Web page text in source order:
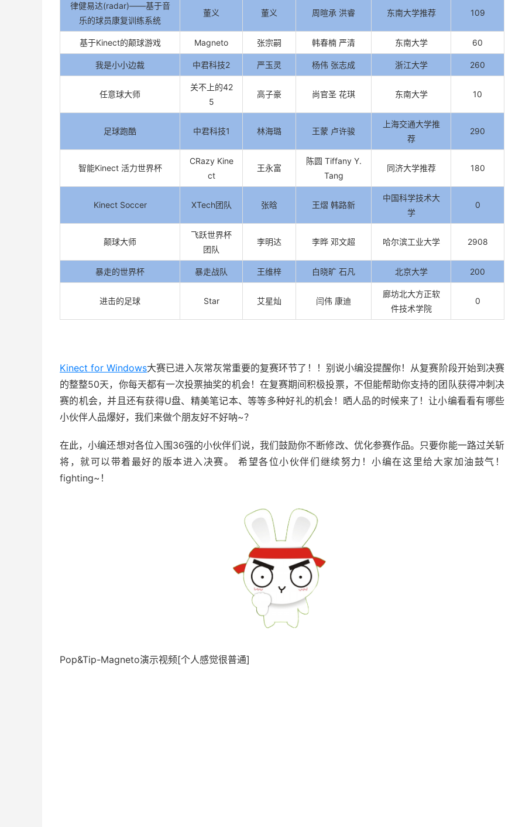
律健易达(radar)——基于音
乐的球员康复训练系统
董义 董义 周暄承 洪睿 东南大学推荐 109
基于Kinect的颠球游戏 Magneto 张宗嗣 韩春楠 严清 东南大学 60
我是小小边裁 中君科技2 严玉灵 杨伟 张志成 浙江大学 260
任意球大师
关不上的42
5
高子豪 尚官圣 花琪 东南大学 10
足球跑酷 中君科技1 林海璐 王蒙 卢许骏
上海交通大学推
荐
290
智能Kinect 活力世界杯
CRazy Kine
ct
王永富
陈圆 Tiffany Y.
Tang
同济大学推荐 180
Kinect Soccer XTech团队 张晗 王熠 韩路新
中国科学技术大
学
0
颠球大师
飞跃世界杯
团队
李明达 李晔 邓文超 哈尔滨工业大学 2908
暴走的世界杯 暴走战队 王维梓 白晓旷 石凡 北京大学 200
进击的足球 Star 艾星灿 闫伟 康迪
廊坊北大方正软
件技术学院
0
Kinect for Windows大赛已进入灰常灰常重要的复赛环节了！！别说小编没提醒你！从复赛阶段开始到决赛
的整整50天，你每天都有一次投票抽奖的机会！在复赛期间积极投票，不但能帮助你支持的团队获得冲刺决
赛的机会，并且还有获得U盘、精美笔记本、等等多种好礼的机会！晒人品的时候来了！让小编看看有哪些
小伙伴人品爆好，我们来做个朋友好不好呐~？
在此，小编还想对各位入围36强的小伙伴们说，我们鼓励你不断修改、优化参赛作品。只要你能一路过关斩
将，就可以带着最好的版本进入决赛。 希望各位小伙伴们继续努力！小编在这里给大家加油鼓气！
fighting~！
Pop&Tip-Magneto演示视频[个人感觉很普通]